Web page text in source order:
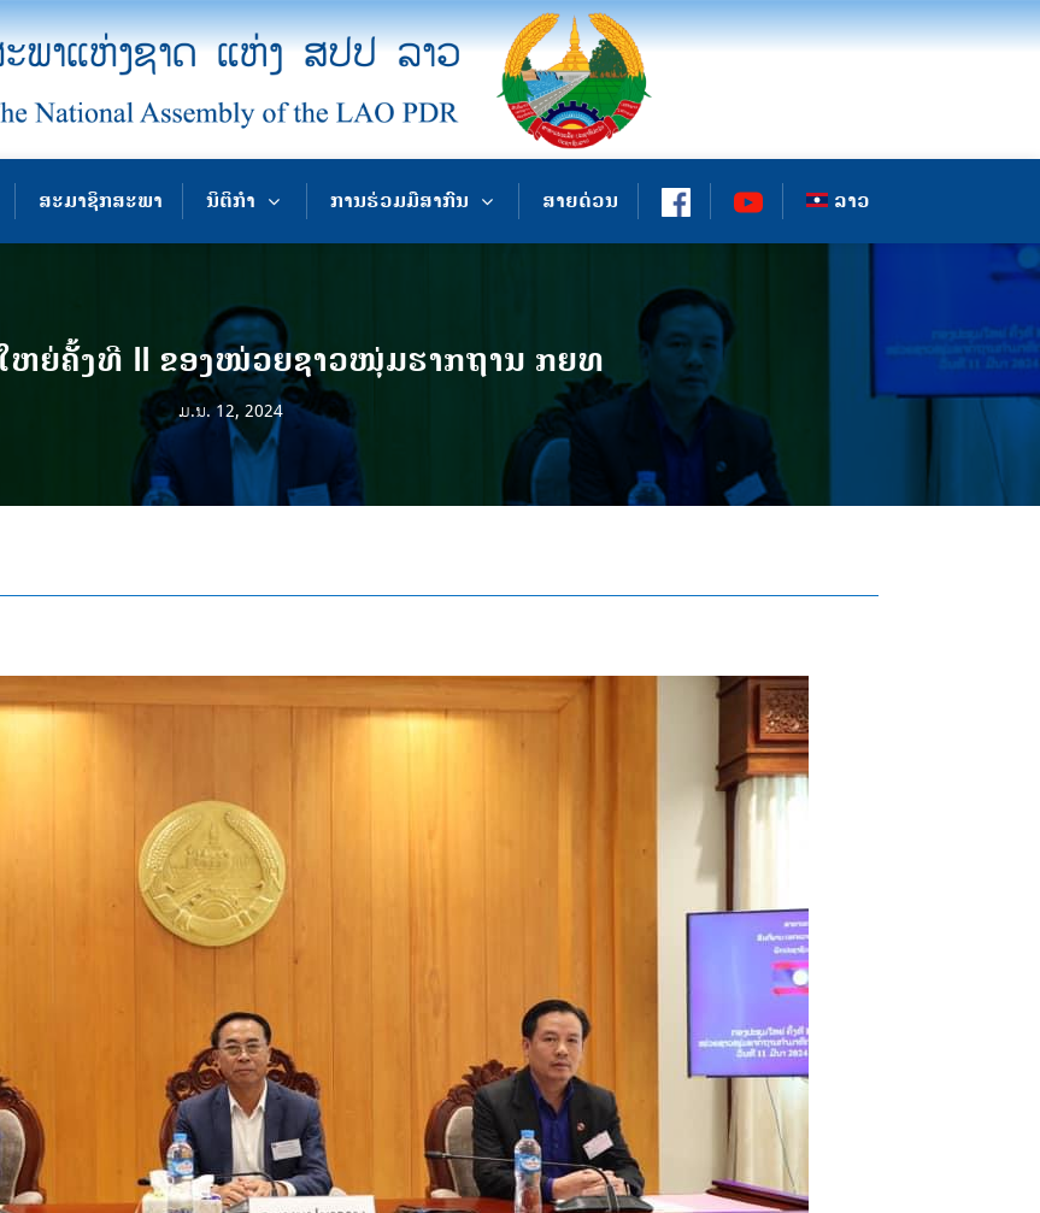
ສະມາຊິກສະພາ ນິຕິກຳ ການຮ່ວມມືສາກົນ ສາຍດ່ວນ ລາວ
ຫຍ່ຄັ້ງທີ II ຂອງໜ່ວຍຊາວໜຸ່ມຮາກຖານ ກຍທ
ມ.ນ. 12, 2024